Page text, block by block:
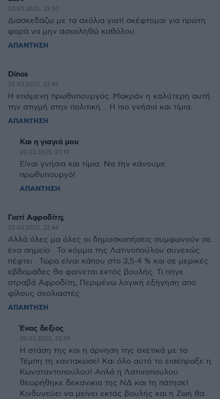
20.03.2025, 22:50
Διασκεδάζω με τα σχόλια γιατί σκέφτομαι για πρώτη
φορά να μην ασχοληθώ καθόλου.
ΑΠΑΝΤΗΣΗ
Dinos
20.03.2025, 22:49
Η επόμενη πρωθυπουργός..Μακράν η καλύτερη αυτή
την στιγμή στην πολιτική .. Η πιο γνήσια και τίμια..
ΑΠΑΝΤΗΣΗ
Και η γιαγιά μου
20.03.2025, 23:19
Είναι γνήσια και τίμια. Να την κάνουμε
πρωθυπουργό!
ΑΠΑΝΤΗΣΗ
Γιατί Αφροδίτη;
20.03.2025, 22:44
Αλλά όλες μα όλες οι δημοσκοπήσεις συμφωνούν σε
ένα σημείο . Το κόμμα της Λατινοπούλου συνεχώς
πέφτει . Τώρα είναι κάπου στο 3,5-4 % και σε μερικές
εβδομάδες θα φαίνεται εκτός βουλής. Τι πήγε
στραβά Αφροδίτη; Περιμένω λογική εξήγηση από
φίλους σχολιαστές
ΑΠΑΝΤΗΣΗ
Ένας δεξιος
20.03.2025, 22:59
Η στάση της και η άρνηση της σχετικά με τα
Τέμπη τη χαντακωσε! Και όλο αυτό το εισέπραξε η
Κωνσταντοπούλου! Απλά η Λατινοπουλου
θεωρήθηκε δεκανικια της ΝΔ και τη πάτησε!
Κινδυνεύει να μείνει εκτός βουλής και η Ζωή θα